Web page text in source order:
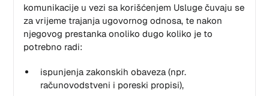
komunikacije u vezi sa korišćenjem Usluge čuvaju se
za vrijeme trajanja ugovornog odnosa, te nakon
njegovog prestanka onoliko dugo koliko je to
potrebno radi:
ispunjenja zakonskih obaveza (npr.
računovodstveni i poreski propisi),